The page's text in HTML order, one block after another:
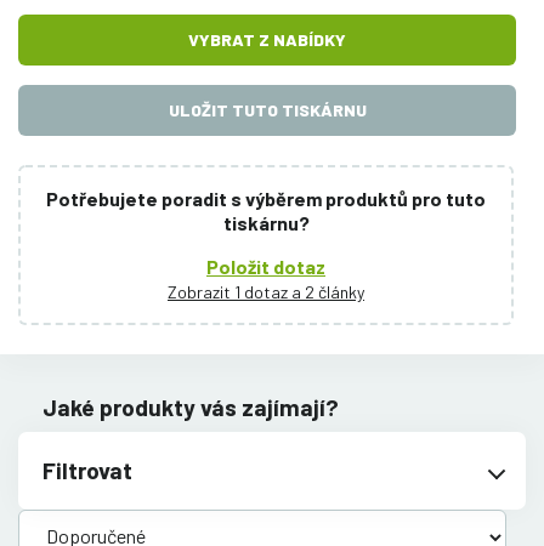
VYBRAT Z NABÍDKY
ULOŽIT TUTO TISKÁRNU
Potřebujete poradit s výběrem produktů pro tuto
tiskárnu?
Položit dotaz
Zobrazit 1 dotaz a 2 články
Jaké produkty vás zajímají?
Filtrovat